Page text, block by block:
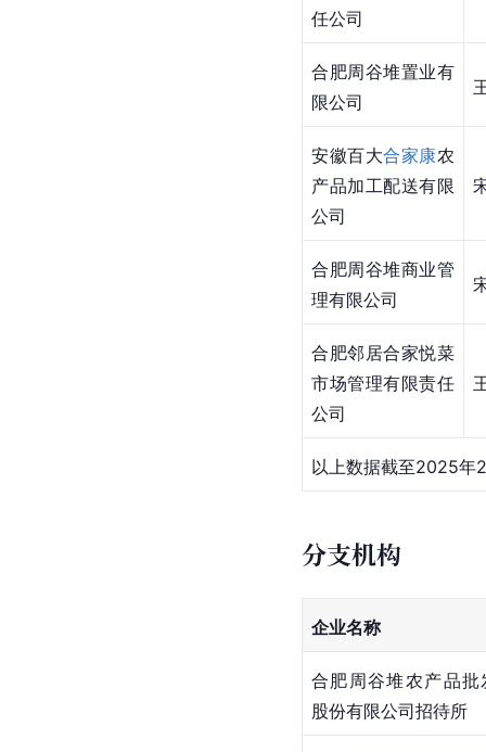
任公司
合肥周谷堆置业有
限公司
安徽百大合家康农
产品加工配送有限
公司
合肥周谷堆商业管
理有限公司
合肥邻居合家悦菜
市场管理有限责任
公司
以上数据截至2025年
分支机构
企业名称
合肥周谷堆农产品批
股份有限公司招待所